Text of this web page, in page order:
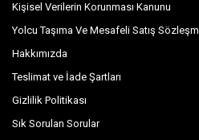
Kişisel Verilerin Korunması Kanunu
Yolcu Taşıma Ve Mesafeli Satış
Hakkımızda
Teslimat ve İade Şartları
Gizlilik Politikası
Sık Sorulan Sorular